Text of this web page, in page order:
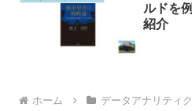
ルドを
紹介
ホーム データアナリティ